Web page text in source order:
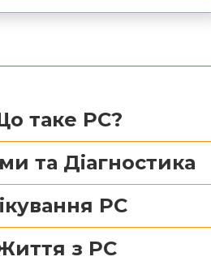
таке РС?
та Діагностика
РС
з РС